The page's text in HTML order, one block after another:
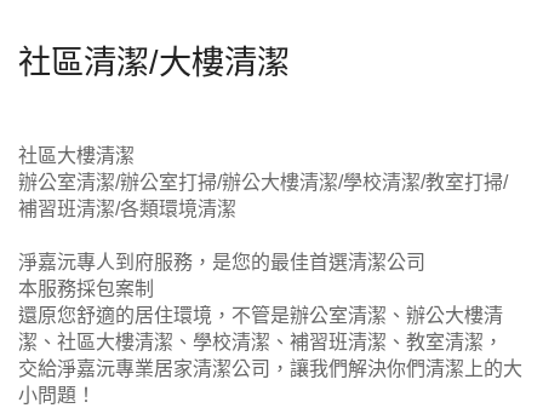
專人到府評估
社區清潔/大樓清潔
社區大樓清潔
辦公室清潔/辦公室打掃/辦公大樓清潔/學校清潔/教室打掃/
補習班清潔/各類環境清潔
淨嘉沅專人到府服務，是您的最佳首選清潔公司
本服務採包案制
還原您舒適的居住環境，不管是辦公室清潔、辦公大樓清
潔、社區大樓清潔、學校清潔、補習班清潔、教室清潔，
交給淨嘉沅專業居家清潔公司，讓我們解決你們清潔上的大
小問題！